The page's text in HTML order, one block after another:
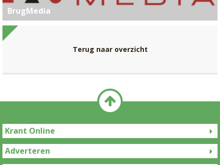
Terug naar overzicht
BrugMedia
Krant Online
Adverteren